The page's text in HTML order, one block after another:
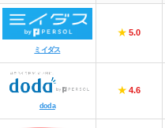
ミイダス
★5.0
doda
★4.6